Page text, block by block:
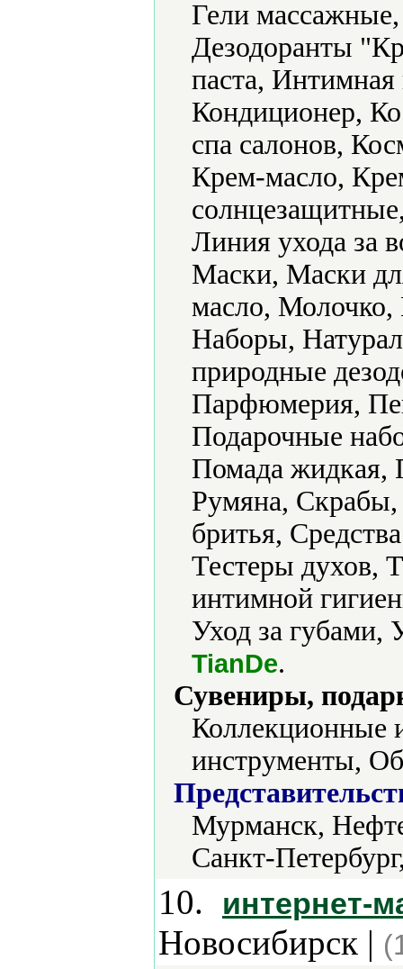
Гели
Дезодоранты
паста,
Кондиционер,
спа салонов,
Крем-масло,
Линия ухода за
Маски, Маски
масло,
Наборы,
природные
Парфюмерия,
Подарочные
Помада жидкая,
Румяна,
бритья,
Тестеры духов,
интимной
Уход за
TianDe.
Сувениры,
инструменты,
Мурманск,
Санкт-
10. интернет-
Новосибирск |